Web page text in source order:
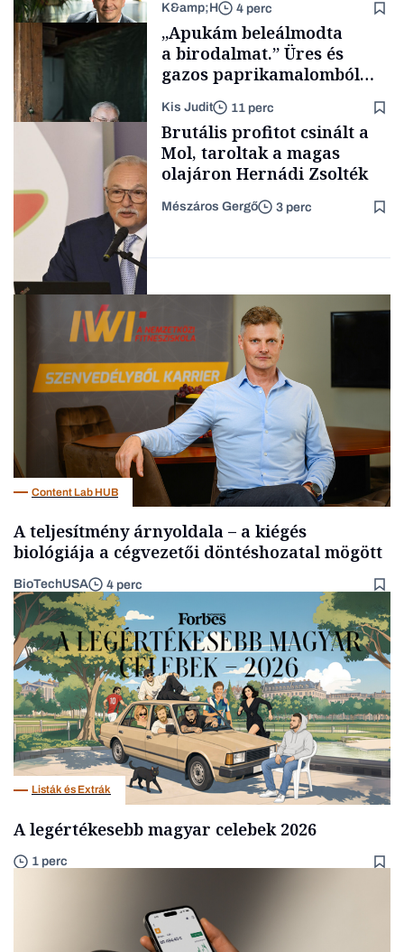
Makro
TÁMOGATÓI
TARTALOM
K&amp;H 4 perc
Családi
vállalkozások
„Apukám beleálmodta
a birodalmat.” Üres és
gazos paprikamalomból
lett az igazi családi
fűszersztori
Kis Judit 11 perc
Befektetés
Brutális profitot csinált a
Mol, taroltak a magas
olajáron Hernádi Zsolték
Mészáros Gergő 3 perc
Content Lab HUB
A teljesítmény árnyoldala – a kiégés
biológiája a cégvezetői döntéshozatal mögött
BioTechUSA 4 perc
Listák és Extrák
A legértékesebb magyar celebek 2026
1 perc